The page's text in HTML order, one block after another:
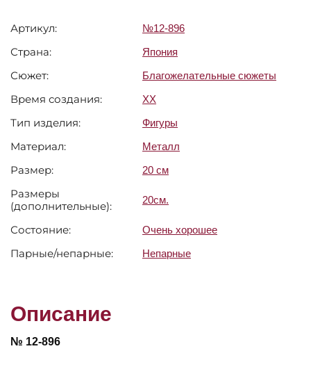
Артикул: №12-896
Страна: Япония
Сюжет: Благожелательные сюжеты
Время создания: XX
Тип изделия: Фигуры
Материал: Металл
Размер: 20 см
Размеры
(дополнительные):
20см.
Состояние: Очень хорошее
Парные/непарные: Непарные
Описание
№ 12-896